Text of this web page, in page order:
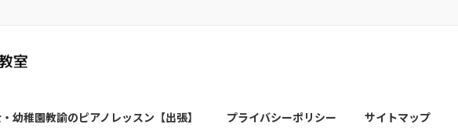
幼稚園教諭のピアノレッスン【出張】 プライバシーポリシー サイトマップ